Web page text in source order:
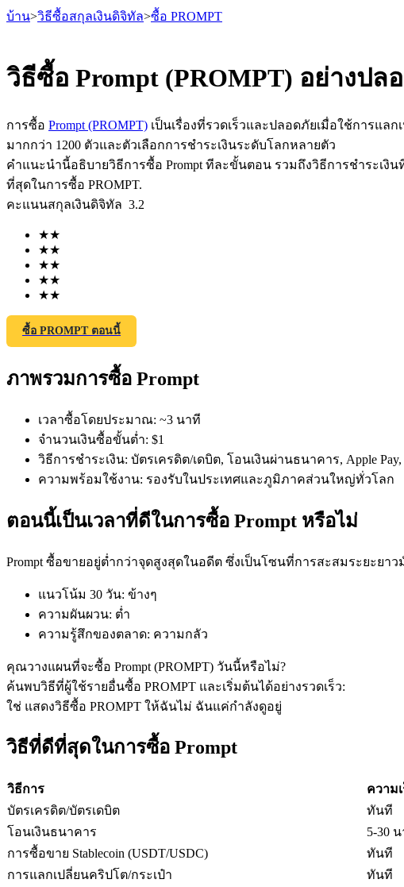
ฟิวเจอร์ส
ฟิวเจอร์ส USDT
ฟิวเจอร์สที่ใช้ USDT เป็นหลักประกัน
ฟิวเจอร์ส COIN-M
ฟิวเจอร์สสกุลเงินดิจิทัล
อนุพันธ์ของหุ้น ฟอเร็กซ์ โลหะมีค่า และสินค้าโภคภัณฑ์
ฟิวเจอร์สที่ใช้ USDC เป็นหลักประกัน
บ้าน>วิธีซื้อสกุลเงินดิจิทัล>ซื้อ PROMPT
วิธีซื้อ Prompt (PROMPT) อย่างปล
การซื้อ Prompt (PROMPT) เป็นเรื่องที่รวดเร็วและปลอดภัยเมื่อใช้การแล
มากกว่า 1200 ตัวและตัวเลือกการชำระเงินระดับโลกหลายตัว
คำแนะนำนี้อธิบายวิธีการซื้อ Prompt ทีละขั้นตอน รวมถึงวิธีการชำระเ
ที่สุดในการซื้อ PROMPT.
คะแนนสกุลเงินดิจิทัล 3.2
★★
★★
★★
★★
★★
ซื้อ PROMPT ตอนนี้
ภาพรวมการซื้อ Prompt
เวลาซื้อโดยประมาณ: ~3 นาที
จำนวนเงินซื้อขั้นต่ำ: $1
วิธีการชำระเงิน: บัตรเครดิต/เดบิต, โอนเงินผ่านธนาคาร, Apple Pay,
ความพร้อมใช้งาน: รองรับในประเทศและภูมิภาคส่วนใหญ่ทั่วโลก
ตอนนี้เป็นเวลาที่ดีในการซื้อ Prompt หรือไม่
Prompt ซื้อขายอยู่ต่ำกว่าจุดสูงสุดในอดีต ซึ่งเป็นโซนที่การสะสมระยะยา
แนวโน้ม 30 วัน: ข้างๆ
ความผันผวน: ต่ำ
ความรู้สึกของตลาด: ความกลัว
คุณวางแผนที่จะซื้อ Prompt (PROMPT) วันนี้หรือไม่?
ค้นพบวิธีที่ผู้ใช้รายอื่นซื้อ PROMPT และเริ่มต้นได้อย่างรวดเร็ว:
ใช่ แสดงวิธีซื้อ PROMPT ให้ฉันไม่ ฉันแค่กำลังดูอยู่
วิธีที่ดีที่สุดในการซื้อ Prompt
วิธีการ ความ
บัตรเครดิต/บัตรเดบิต
ทันที
โอนเงินธนาคาร
5-30
การซื้อขาย Stablecoin (USDT/USDC)
ทันที
การแลกเปลี่ยนคริปโต/กระเป๋า
ทันที